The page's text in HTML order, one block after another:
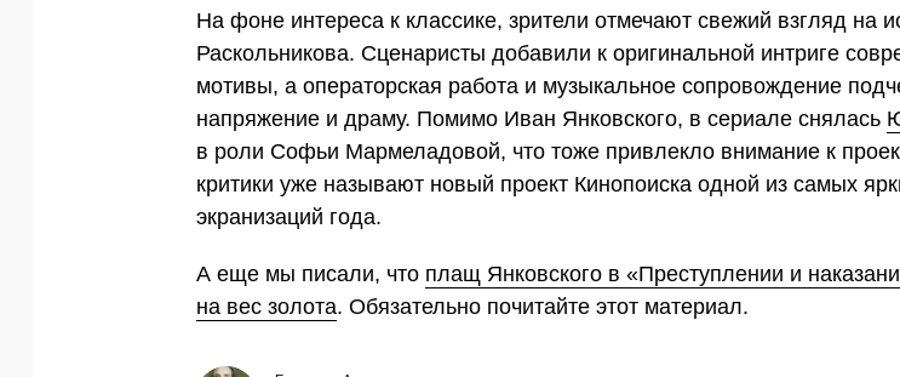
На фоне интереса к классике, зрители отмечают свежий взгляд на
Раскольникова. Сценаристы добавили к оригинальной интриге
мотивы, а операторская работа и музыкальное сопровождение
напряжение и драму. Помимо Иван Янковского, в сериале снялась
в роли Софьи Мармеладовой, что тоже привлекло внимание к
критики уже называют новый проект Кинопоиска одной из самых
экранизаций года.
А еще мы писали, что плащ Янковского в «Преступлении и
на вес золота. Обязательно почитайте этот материал.